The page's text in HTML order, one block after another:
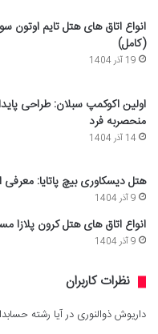
انواع اتاق های هتل تایم اوتون
(کامل)
19 آذر 1404
اولین اکوکمپ سبلان: طراحی
منحصربه فرد
14 آذر 1404
هتل دیسکاوری بیچ پاتایا: معرفی
9 آذر 1404
انواع اتاق های هتل کرون
9 آذر 1404
نظرات کاربران
داریوش ذوالنوری درآیا رشته